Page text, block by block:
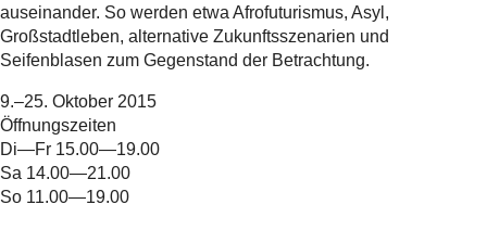
auseinander. So werden etwa Afrofuturismus, Asyl,
Großstadtleben, alternative Zukunftsszenarien und
Seifenblasen zum Gegenstand der Betrachtung.
9.–25. Oktober 2015
Öffnungszeiten
Di—Fr 15.00—19.00
Sa 14.00—21.00
So 11.00—19.00